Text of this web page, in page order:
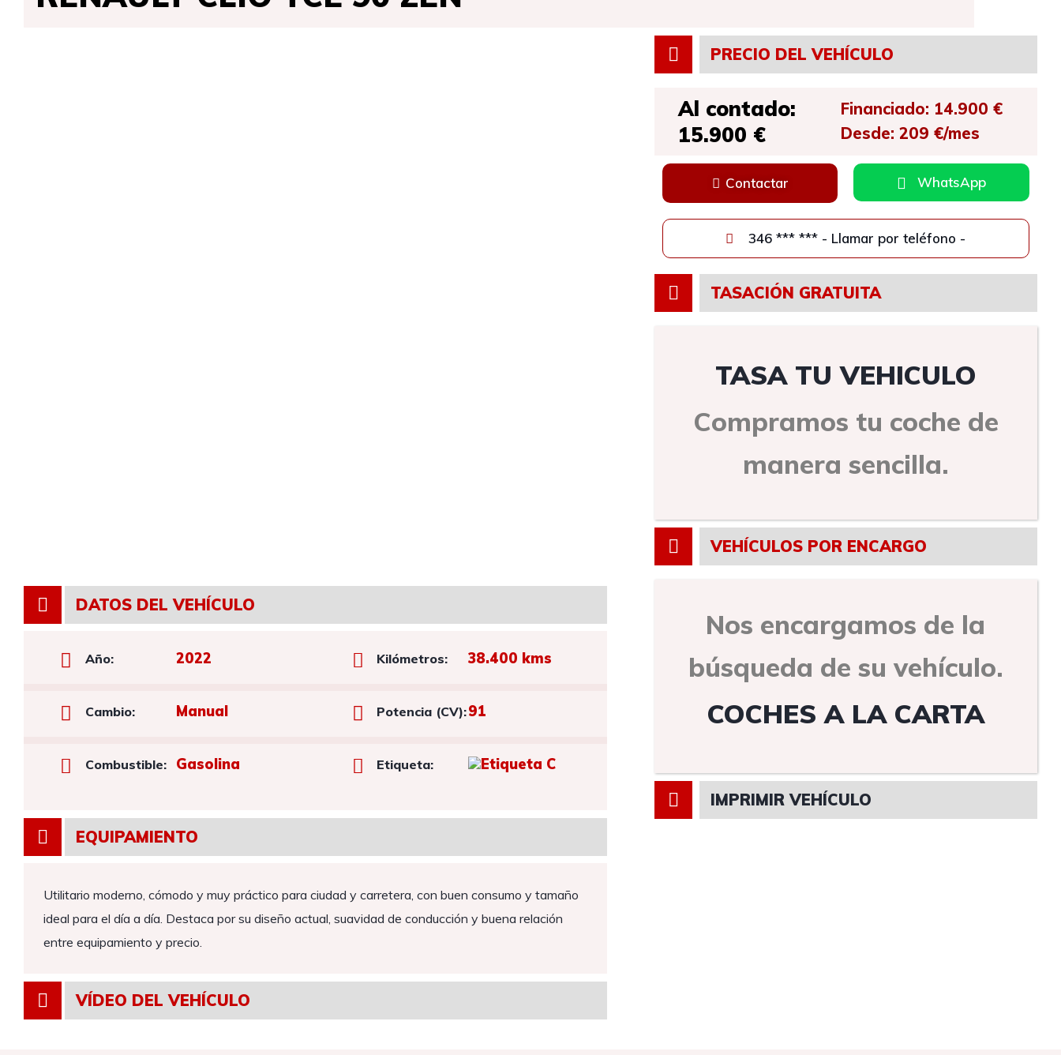
DATOS DEL VEHÍCULO
Año: 2022 Kilómetros: 38.400 kms
Cambio: Manual Potencia (CV):91
Combustible: Gasolina Etiqueta:
EQUIPAMIENTO
Utilitario moderno, cómodo y muy práctico para ciudad y carretera, con buen consumo y tamaño
ideal para el día a día. Destaca por su diseño actual, suavidad de conducción y buena relación
entre equipamiento y precio.
VÍDEO DEL VEHÍCULO
PRECIO DEL VEHÍCULO
Al contado:
15.900 €
Financiado: 14.900 €
Desde: 209 €/mes
Contactar WhatsApp
346 *** *** - Llamar por teléfono -
TASACIÓN GRATUITA
TASA TU VEHICULO
Compramos tu coche de
manera sencilla.
VEHÍCULOS POR ENCARGO
Nos encargamos de la
búsqueda de su vehículo.
COCHES A LA CARTA
IMPRIMIR VEHÍCULO